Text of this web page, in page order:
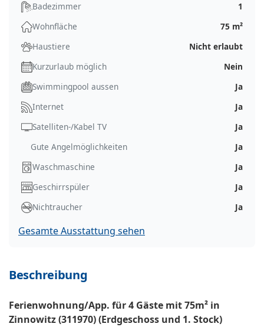
Badezimmer
1
Wohnfläche
75 m²
Haustiere
Nicht erlaubt
Kurzurlaub möglich
Nein
Swimmingpool aussen
Ja
Internet
Ja
Satelliten-/Kabel TV
Ja
Gute Angelmöglichkeiten
Ja
Waschmaschine
Ja
Geschirrspüler
Ja
Nichtraucher
Ja
Gesamte Ausstattung sehen
Beschreibung
Ferienwohnung/App. für 4 Gäste mit 75m² in
Zinnowitz (311970) (Erdgeschoss und 1. Stock)